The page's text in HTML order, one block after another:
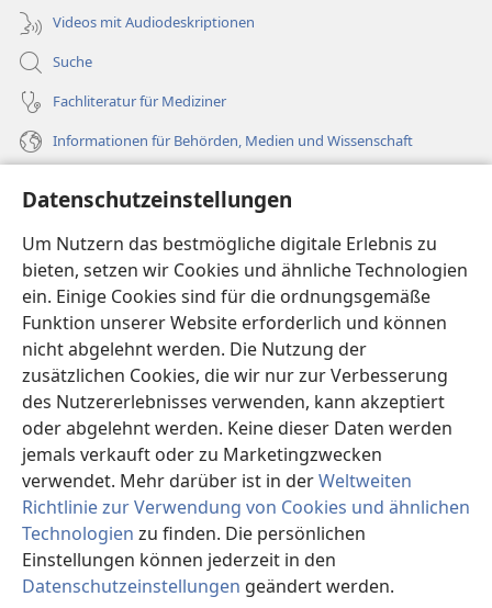
Datenschutzeinstellungen
Um Nutzern das bestmögliche digitale Erlebnis zu
bieten, setzen wir Cookies und ähnliche Technologien
ein. Einige Cookies sind für die ordnungsgemäße
Funktion unserer Website erforderlich und können
nicht abgelehnt werden. Die Nutzung der
zusätzlichen Cookies, die wir nur zur Verbesserung
des Nutzererlebnisses verwenden, kann akzeptiert
oder abgelehnt werden. Keine dieser Daten werden
jemals verkauft oder zu Marketingzwecken
verwendet. Mehr darüber ist in derWeltweiten
Richtlinie zur Verwendung von Cookies und ähnlichen
Technologien zu finden. Die persönlichen
Einstellungen können jederzeit in den
Datenschutzeinstellungen geändert werden.
Videos mit Audiodeskriptionen
Suche
Fachliteratur für Mediziner
Informationen für Behörden, Medien und Wissenschaft
Spenden
(öffnet
neues
Fenster)Wachtturm ONLINE-BIBLIOTHEK
(öffnet
neues
Fenster)JW Hub®
(öffnet
neues
Fenster)JW Library
Watchtower Library ®
Copyright© 2026 Watch Tower Bible and Tract Society of Pennsylvania.
NUTZUNGSBEDINGUNGEN| DATENSCHUTZERKLÄRUNG
DATENSCHUTZEINSTELLUNGEN